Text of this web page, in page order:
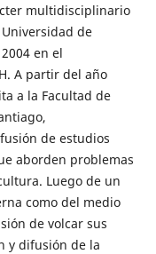
multidisciplinario
de
en el
A partir del año
a la Facultad de
de estudios
aborden problemas
Luego de un
como del medio
de volcar sus
y difusión de la